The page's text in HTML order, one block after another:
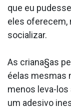
que eu
eles oferecem,
socializar.
As criana§as
éelas mesmas
menos leva-los
um adesivo